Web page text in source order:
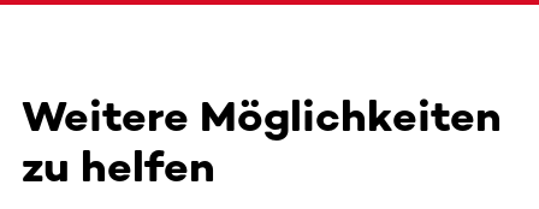
Weitere Möglichkeiten
zu helfen